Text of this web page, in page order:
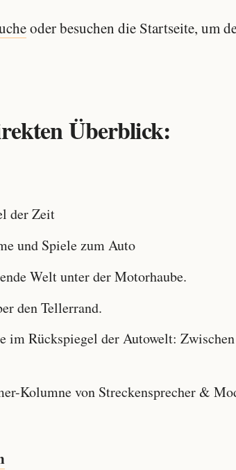
oder besuchen die Startseite, um
Überblick:
der Zeit
und Spiele zum Auto
Welt unter der Motorhaube.
den Tellerrand.
Rückspiegel der Autowelt:
Kolumne von Streckensprecher &